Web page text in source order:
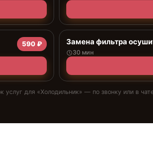
590 ₽ Замена фильтра
30 мин
услуг для «Холодильник» — по звонку или в